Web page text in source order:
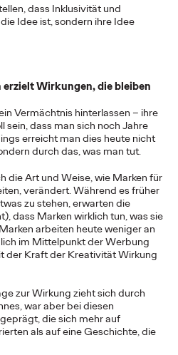
dass Inklusivität und
Idee ist, sondern ihre Idee
Wirkungen, die bleiben
Vermächtnis hinterlassen – ihre
sein, dass man sich noch Jahre
erreicht man dies heute nicht
durch das, was man tut.
die Art und Weise, wie Marken für
verändert. Während es früher
zu stehen, erwarten die
dass Marken wirklich tun, was sie
arbeiten heute weniger an
im Mittelpunkt der Werbung
der Kraft der Kreativität Wirkung
zur Wirkung zieht sich durch
war aber bei diesen
die sich mehr auf
als auf eine Geschichte, die
des WPP All Stars Teams, für
Weihnachtskampagne, die
Business:
Vormarsch
10/10/2023
gesehen – die B2B-Welt hat die